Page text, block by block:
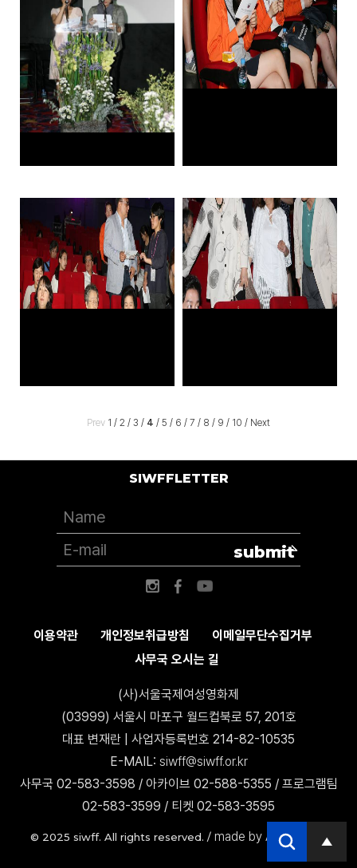
Prev 1 / 2 / 3 / 4 / 5 / 6 / 7 / 8 / 9 / 10 / Next
이용약관 개인정보취급방침
이메일무단수집거부
사무국 오시는 길
(사)서울국제여성영화제
(03999) 서울시 마포구 월드컵북로 57, 201호
대표 변재란 | 사업자등록번호 214-82-10535
E-MAIL: siwff@siwff.or.kr
사무국 02-583-3598 / 아카이브 02-588-5355 / 프로그램팀
02-583-3599 / 티켓 02-583-3595
© 2025 siwff. All rights reserved. / made by AccessICT
SIWFFLETTER
submit